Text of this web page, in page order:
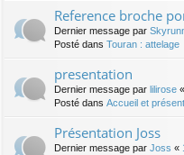
Reference broche
Dernier message par
Posté dans Touran : attelage
presentation
Dernier message par lilirose «
Posté dans Accueil et
Présentation Joss
Dernier message par Joss «